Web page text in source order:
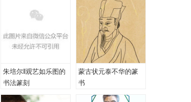
朱培尔‖观艺如乐图的
书法篆刻
蒙古状元泰不华的篆
书